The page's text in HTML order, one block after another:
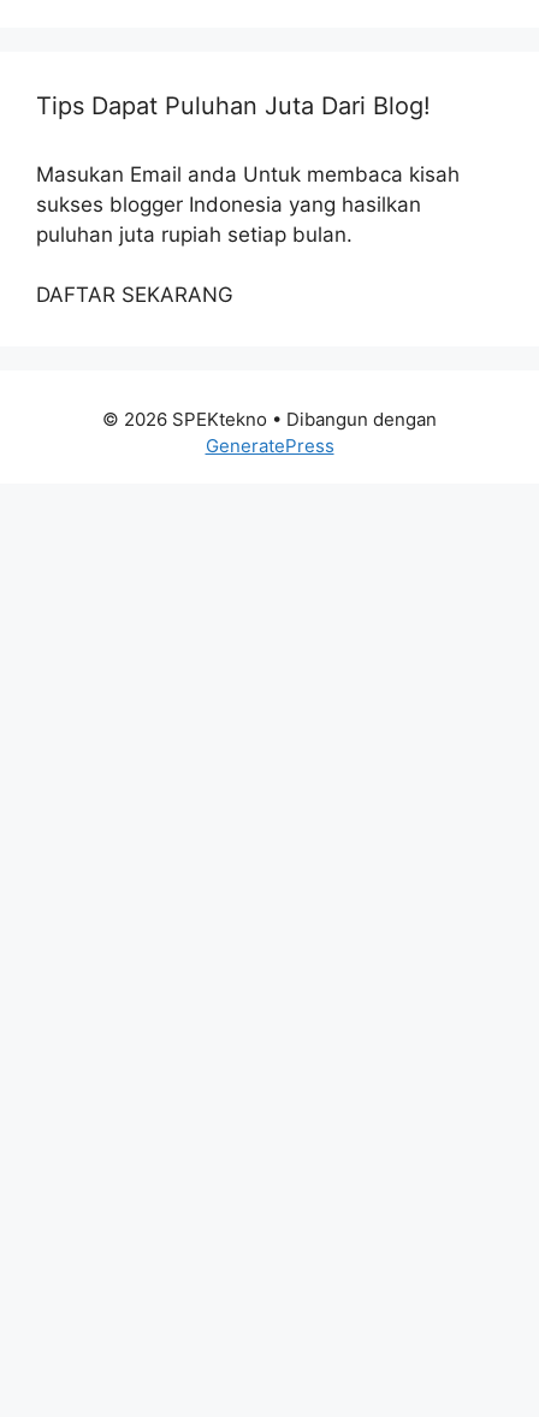
Tips Dapat Puluhan Juta Dari Blog!
Masukan Email anda Untuk membaca kisah
sukses blogger Indonesia yang hasilkan
puluhan juta rupiah setiap bulan.
DAFTAR SEKARANG
© 2026 SPEKtekno • Dibangun dengan
GeneratePress